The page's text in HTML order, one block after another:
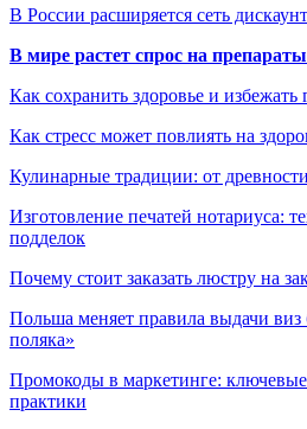
В России расширяется сеть
В мире растет спрос на
Как сохранить здоровье и избежать
Как стресс может повлиять на
Кулинарные традиции: от
Изготовление печатей нотариуса:
подделок
Почему стоит заказать люстру на
Польша меняет правила выдачи виз
поляка»
Промокоды в маркетинге:
практики